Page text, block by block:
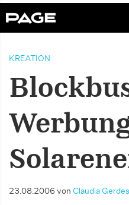
KREATION
23.08.2006 von Claudia Gerdes